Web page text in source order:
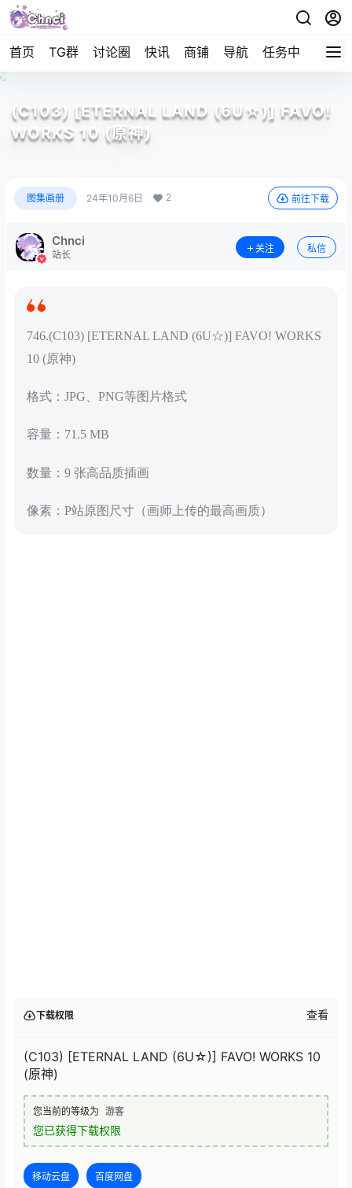
首页 TG群 讨论圈 快讯 商铺 导航 任务中心 帮助
(C103) [ETERNAL LAND (6U☆)] FAVO!
WORKS 10 (原神)
图集画册 24年10月6日 2 前往下载
Chnci
站长
关注 私信
746.(C103) [ETERNAL LAND (6U☆)] FAVO! WORKS
10 (原神)
格式：JPG、PNG等图片格式
容量：71.5 MB
数量：9 张高品质插画
像素：P站原图尺寸（画师上传的最高画质）
下载权限 查看
(C103) [ETERNAL LAND (6U☆)] FAVO! WORKS 10
(原神)
您当前的等级为 游客
您已获得下载权限
移动云盘 百度网盘